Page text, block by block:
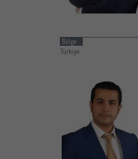
Bölge
Türkiye